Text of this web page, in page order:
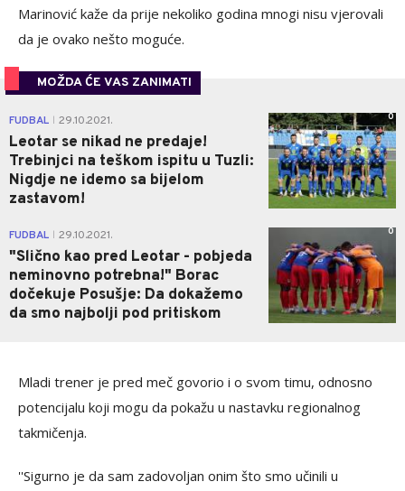
Marinović kaže da prije nekoliko godina mnogi nisu vjerovali
da je ovako nešto moguće.
MOŽDA ĆE VAS ZANIMATI
FUDBAL 29.10.2021.
Leotar se nikad ne predaje!
Trebinjci na teškom ispitu u Tuzli:
Nigdje ne idemo sa bijelom
zastavom!
0
FUDBAL 29.10.2021.
"Slično kao pred Leotar - pobjeda
neminovno potrebna!" Borac
dočekuje Posušje: Da dokažemo
da smo najbolji pod pritiskom
0
Mladi trener je pred meč govorio i o svom timu, odnosno
potencijalu koji mogu da pokažu u nastavku regionalnog
takmičenja.
''Sigurno je da sam zadovoljan onim što smo učinili u